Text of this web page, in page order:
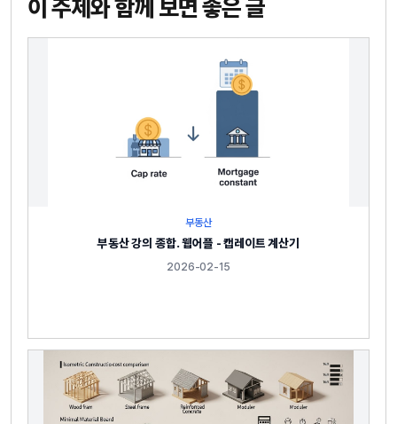
이 주제와 함께 보면 좋은 글
부동산
부동산 강의 종합. 웹어플 - 캡레이트 계산기
2026-02-15